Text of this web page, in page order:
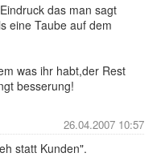
das man sagt
eine Taube auf dem
was ihr habt,der Rest
besserung!
26.04.2007 10:57
statt Kunden".